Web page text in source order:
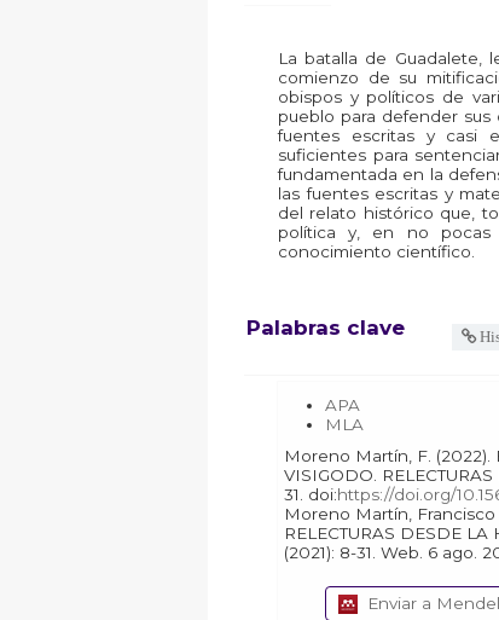
La batalla de Guadalete,
comienzo de su
obispos y políticos de
pueblo para defender
fuentes escritas y casi
suficientes para
fundamentada en la
las fuentes escritas y
del relato histórico que,
política y, en no pocas
conocimiento científico.
Palabras clave
APA
MLA
Moreno Martín, F. (2022). EL ETERNO RETORNO DEL REINO
VISIGODO.
31. doi:https://doi.org/
Moreno Martín, Francisco J.. "EL ETERNO RETORNO DEL REINO
RELECTURAS DESDE LA
(2021): 8-31. Web. 6
Enviar a